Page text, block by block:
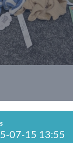
07-15 13:55